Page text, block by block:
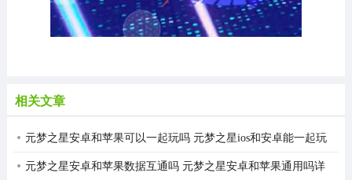
相关文章
元梦之星安卓和苹果可以一起玩吗 元梦之星ios和安卓能一起玩
吗详细介绍
元梦之星安卓和苹果数据互通吗 元梦之星安卓和苹果通用吗详